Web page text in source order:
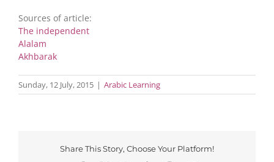
Sources of article:
The independent
Alalam
Akhbarak
Sunday, 12 July, 2015 | Arabic Learning
Share This Story, Choose Your Platform!